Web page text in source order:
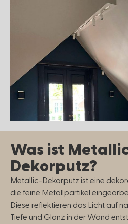
Was ist
Dekorputz?
Metallic-Dekorputz ist eine
die feine Metallpartikel
Diese reflektieren das Licht auf
Tiefe und Glanz in der Wand